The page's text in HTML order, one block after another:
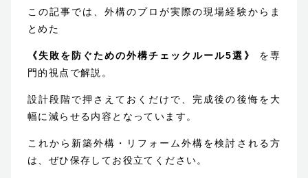
ご依頼の流れ
保証について
会社概要
この記事では、外構のプロが実際の現場経験からま
とめた
《失敗を防ぐための外構チェックルール5選》
を専
門的視点で解説。
設計段階で押さえておくだけで、完成後の後悔を大
幅に減らせる内容となっています。
これから新築外構・リフォーム外構を検討される方
は、ぜひ保存してお役立てください。